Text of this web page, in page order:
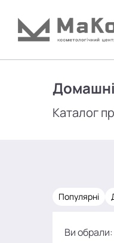
Каталог
Популярні
Ви обрали: